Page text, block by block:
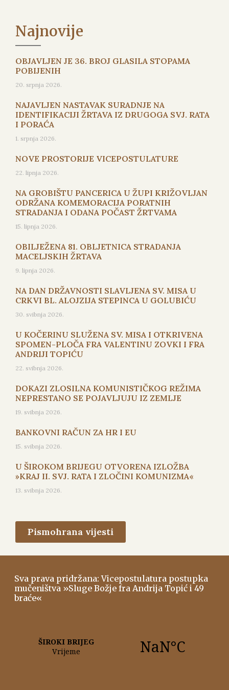
Najnovije
OBJAVLJEN JE 36. BROJ GLASILA STOPAMA
POBIJENIH
20. srpnja 2026.
NAJAVLJEN NASTAVAK SURADNJE NA
IDENTIFIKACIJI ŽRTAVA IZ DRUGOGA SVJ. RATA
I PORAĆA
1. srpnja 2026.
NOVE PROSTORIJE VICEPOSTULATURE
22. lipnja 2026.
NA GROBIŠTU PANCERICA U ŽUPI KRIŽOVLJAN
ODRŽANA KOMEMORACIJA PORATNIH
STRADANJA I ODANA POČAST ŽRTVAMA
15. lipnja 2026.
OBILJEŽENA 81. OBLJETNICA STRADANJA
MACELJSKIH ŽRTAVA
9. lipnja 2026.
NA DAN DRŽAVNOSTI SLAVLJENA SV. MISA U
CRKVI BL. ALOJZIJA STEPINCA U GOLUBIĆU
30. svibnja 2026.
U KOČERINU SLUŽENA SV. MISA I OTKRIVENA
SPOMEN-PLOČA FRA VALENTINU ZOVKI I FRA
ANDRIJI TOPIĆU
22. svibnja 2026.
DOKAZI ZLOSILNA KOMUNISTIČKOG REŽIMA
NEPRESTANO SE POJAVLJUJU IZ ZEMLJE
19. svibnja 2026.
BANKOVNI RAČUN ZA HR I EU
15. svibnja 2026.
U ŠIROKOM BRIJEGU OTVORENA IZLOŽBA
»KRAJ II. SVJ. RATA I ZLOČINI KOMUNIZMA«
13. svibnja 2026.
Pismohrana vijesti
Sva prava pridržana: Vicepostulatura postupka
mučeništva »Sluge Božje fra Andrija Topić i 49
braće«